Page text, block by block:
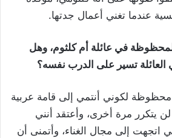
عندما تغني أعمال جدتها.
في عائلة أم كلثوم، وهل
تسير على الدرب نفسه؟
لكوني أنتمي إلى قامة عربية
يتكرر مرة أخرى، وأعتقد أنني
اتجهت إلى مجال الغناء، وأتمنى أن